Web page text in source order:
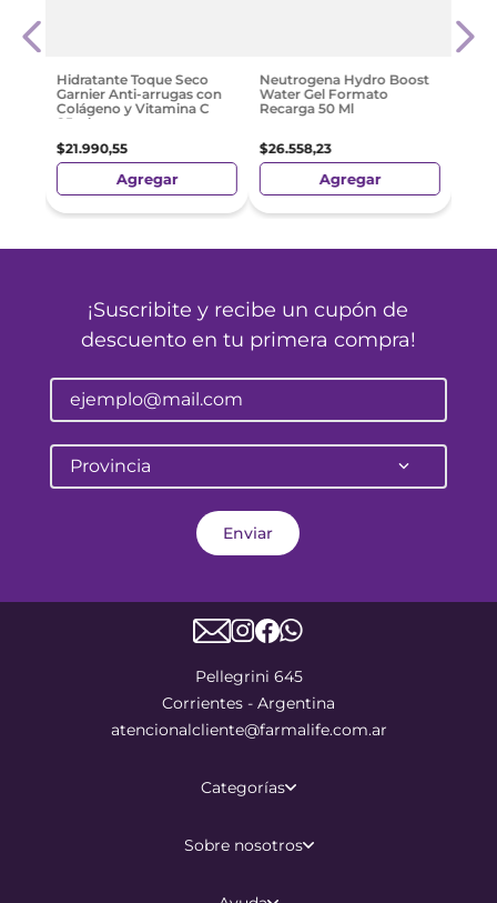
Hidratante Toque Seco
Garnier Anti-arrugas con
Colágeno y Vitamina C
85ml
$21.990,55
Agregar
Neutrogena Hydro Boost
Water Gel Formato
Recarga 50 Ml
$26.558,23
Agregar
| Gel
Para
¡Suscribite y recibe un cupón de
descuento en tu primera compra!
Provincia
Enviar
Pellegrini 645
Corrientes - Argentina
atencionalcliente@farmalife.com.ar
Categorías
Sobre nosotros